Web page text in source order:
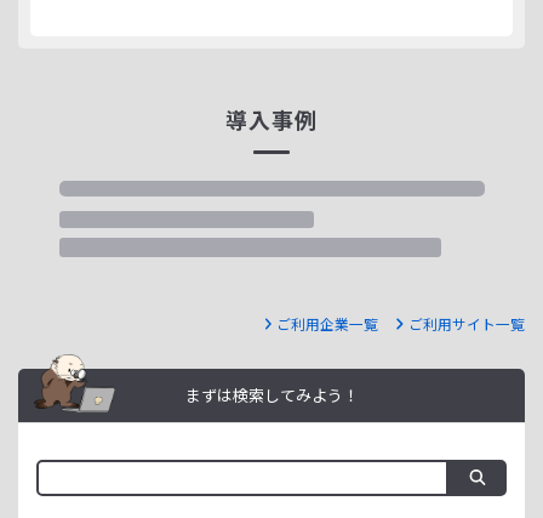
導入事例
ご利用企業一覧 ご利用サイト一覧
まずは検索してみよう！